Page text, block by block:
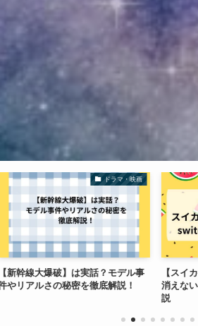
ドラマ・映画
話？モデル事
徹底解説！
【スイカゲーム】スイカ2個
消えない？switch版とスマ